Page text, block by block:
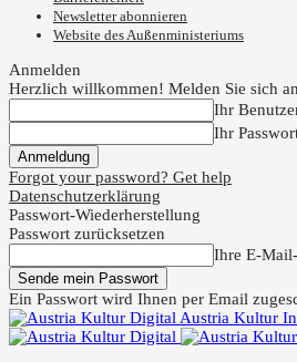
Newsletter abonnieren
Website des Außenministeriums
Anmelden
Herzlich willkommen! Melden Sie sich an
Ihr
Ihr
Forgot your password? Get help
Datenschutzerklärung
Passwort-Wiederherstellung
Passwort zurücksetzen
Ihre E-
Ein Passwort wird Ihnen per Email
Austria Kultur